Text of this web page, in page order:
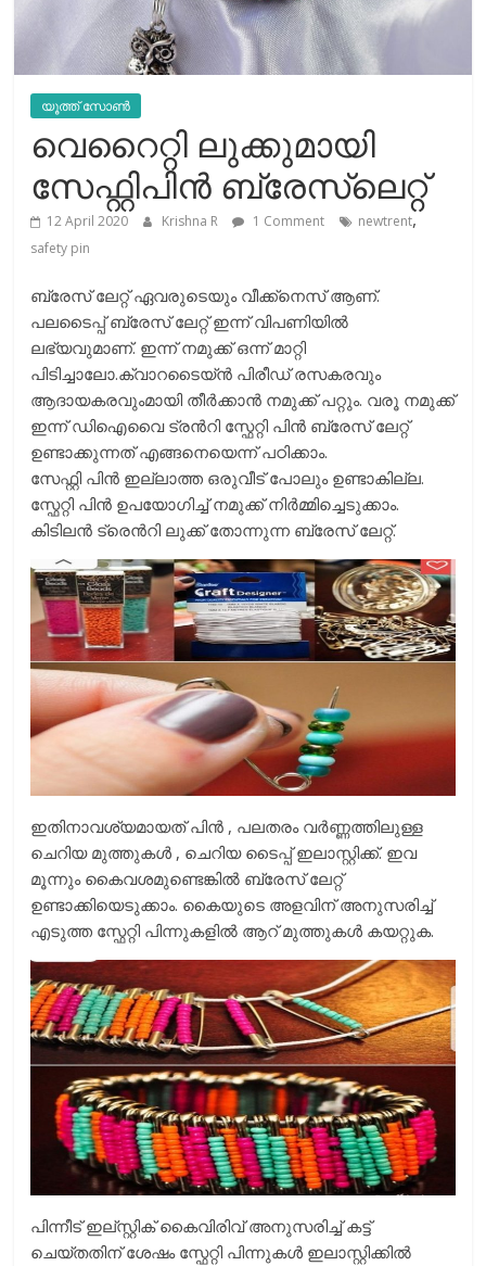
യൂത്ത് സോൺ
വെറൈറ്റി ലുക്കുമായി
സേഫ്റ്റിപിൻ ബ്രേസ്‌ലെറ്റ്‌
12 April 2020 Krishna R 1 Comment newtrent,
safety pin
ബ്രേസ് ലേറ്റ് ഏവരുടെയും വീക്ക്നെസ് ആണ്.
പലടൈപ്പ് ബ്രേസ് ലേറ്റ് ഇന്ന് വിപണിയിൽ
ലഭ്യവുമാണ്. ഇന്ന് നമുക്ക് ഒന്ന് മാറ്റി
പിടിച്ചാലോ.ക്വാറടൈയ്ൻ പിരീഡ് രസകരവും
ആദായകരവുംമായി തീർക്കാൻ നമുക്ക് പറ്റും. വരൂ നമുക്ക്
ഇന്ന് ഡിഐവൈ ട്രൻറി സ്ഫേറ്റി പിൻ ബ്രേസ് ലേറ്റ്
ഉണ്ടാക്കുന്നത് എങ്ങനെയെന്ന് പഠിക്കാം.
സേഫ്റ്റി പിൻ ഇല്ലാത്ത ഒരുവീട് പോലും ഉണ്ടാകില്ല.
സ്ഫേറ്റി പിൻ ഉപയോഗിച്ച് നമുക്ക് നിർമ്മിച്ചെടുക്കാം.
കിടിലൻ ട്രെൻറി ലുക്ക് തോന്നുന്ന ബ്രേസ് ലേറ്റ്.
ഇതിനാവശ്യമായത് പിൻ , പലതരം വർണ്ണത്തിലുള്ള
ചെറിയ മുത്തുകൾ , ചെറിയ ടൈപ്പ് ഇലാസ്റ്റിക്ക്. ഇവ
മൂന്നും കൈവശമുണ്ടെങ്കിൽ ബ്രേസ് ലേറ്റ്
ഉണ്ടാക്കിയെടുക്കാം. കൈയുടെ അളവിന് അനുസരിച്ച്
എടുത്ത സ്ഫേറ്റി പിന്നുകളിൽ ആറ് മുത്തുകൾ കയറ്റുക.
പിന്നീട് ഇല്സ്റ്റിക് കൈവിരിവ് അനുസരിച്ച് കട്ട്
ചെയ്തതിന് ശേഷം സ്ഫേറ്റി പിന്നുകൾ ഇലാസ്റ്റിക്കിൽ